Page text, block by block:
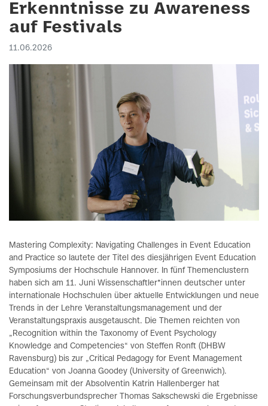
Erkenntnisse zu Awareness
auf Festivals
11.06.2026
Mastering Complexity: Navigating Challenges in Event Education
and Practice so lautete der Titel des diesjährigen Event Education
Symposiums der Hochschule Hannover. In fünf Themenclustern
haben sich am 11. Juni Wissenschaftler*innen deutscher unter
internationale Hochschulen über aktuelle Entwicklungen und neue
Trends in der Lehre Veranstaltungsmanagement und der
Veranstaltungspraxis ausgetauscht. Die Themen reichten von
„Recognition within the Taxonomy of Event Psychology
Knowledge and Competencies“ von Steffen Ronft (DHBW
Ravensburg) bis zur „Critical Pedagogy for Event Management
Education“ von Joanna Goodey (University of Greenwich).
Gemeinsam mit der Absolventin Katrin Hallenberger hat
Forschungsverbundsprecher Thomas Sakschewski die Ergebnisse